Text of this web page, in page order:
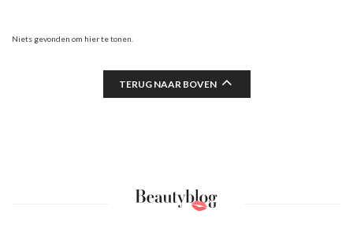
Niets gevonden om hier te tonen.
TERUG NAAR BOVEN